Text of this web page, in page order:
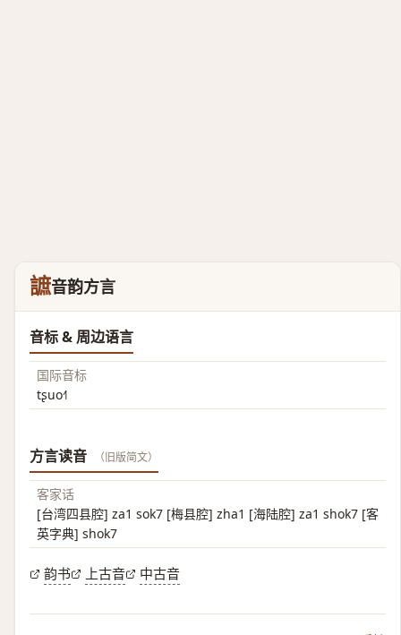
謶音韵方言
音标 & 周边语言
国际音标
tʂuo˧˥
方言读音 （旧版简文）
客家话
[台湾四县腔] za1 sok7 [梅县腔] zha1 [海陆腔] za1 shok7 [客
英字典] shok7
韵书 上古音 中古音